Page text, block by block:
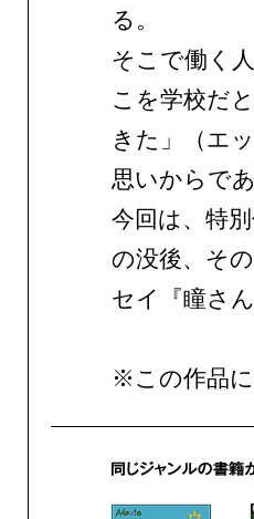
る。
そこで働く
こを学校だ
きた」（エ
思いからであ
今回は、特
の没後、そ
セイ『瞳さ
※この作品